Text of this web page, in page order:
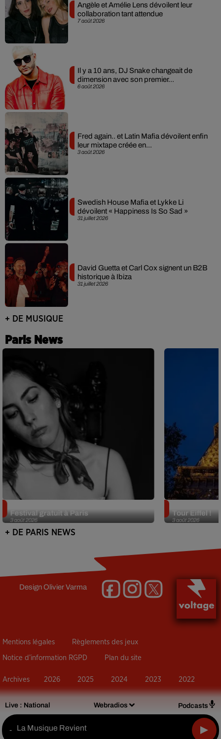
Live : National Webradios Podcasts
- La Musique Revient
7 août 2026
Angèle et Amélie Lens dévoilent leur
collaboration tant attendue
6 août 2026
Il y a 10 ans, DJ Snake changeait de
dimension avec son premier...
3 août 2026
Fred again.. et Latin Mafia dévoilent enfin
leur mixtape créée en...
31 juillet 2026
Swedish House Mafia et Lykke Li
dévoilent « Happiness Is So Sad »
31 juillet 2026
David Guetta et Carl Cox signent un B2B
historique à Ibiza
+ DE MUSIQUE
Paris News
3 août 2026
Festival gratuit à Paris
3 août 2026
Tour Eiffel !
+ DE PARIS NEWS
DesignOlivier Varma
Mentions légales Règlements des jeux
Notice d’information RGPD Plan du site
Archives 2026 2025 2024 2023 2022